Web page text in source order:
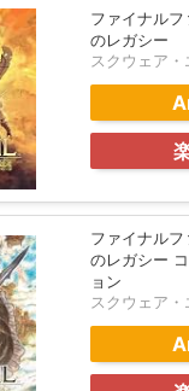
ファイナル
のレガシー
スクウェア・
ファイナル
のレガシー
ョン
スクウェア・